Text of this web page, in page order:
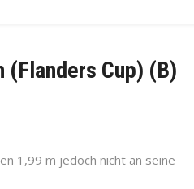
(Flanders Cup) (B)
1,99 m jedoch nicht an seine